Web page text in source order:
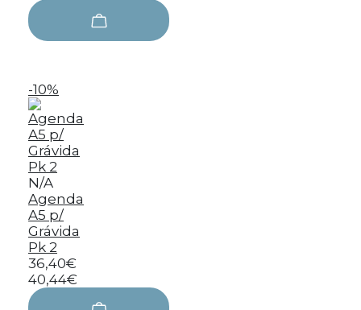
-10%
N/A
Agenda
A5 p/
Grávida
Pk 2
36,40€
40,44€